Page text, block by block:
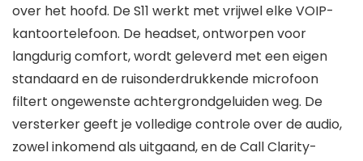
over het hoofd. De S11 werkt met vrijwel elke VOIP-
kantoortelefoon. De headset, ontworpen voor
langdurig comfort, wordt geleverd met een eigen
standaard en de ruisonderdrukkende microfoon
filtert ongewenste achtergrondgeluiden weg. De
versterker geeft je volledige controle over de audio,
zowel inkomend als uitgaand, en de Call Clarity-